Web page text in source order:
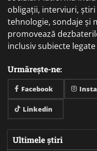
obligații, interviuri,
tehnologie, sondaje și
promovează
inclusiv subiecte
Urmărește-ne:
Facebook
Linkedin
Ultimele știri